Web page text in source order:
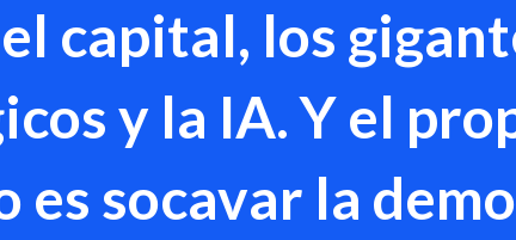
capital, los
y la IA. Y el
es socavar la